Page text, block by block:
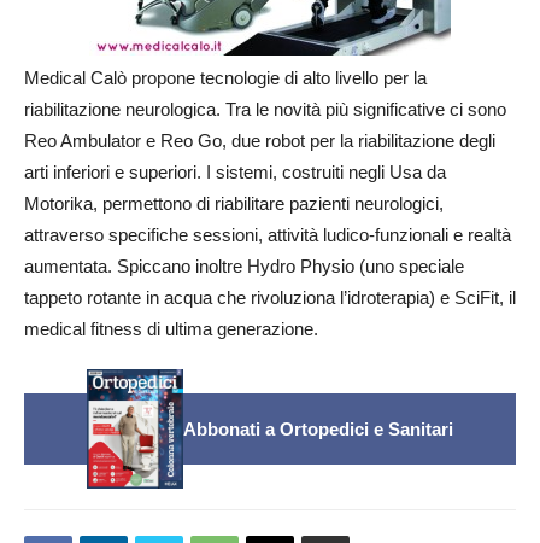
Medical Calò propone tecnologie di alto livello per la
riabilitazione neurologica. Tra le novità più significative ci sono
Reo Ambulator e Reo Go, due robot per la riabilitazione degli
arti inferiori e superiori. I sistemi, costruiti negli Usa da
Motorika, permettono di riabilitare pazienti neurologici,
attraverso specifiche sessioni, attività ludico-funzionali e realtà
aumentata. Spiccano inoltre Hydro Physio (uno speciale
tappeto rotante in acqua che rivoluziona l’idroterapia) e SciFit, il
medical fitness di ultima generazione.
Abbonati a Ortopedici e Sanitari